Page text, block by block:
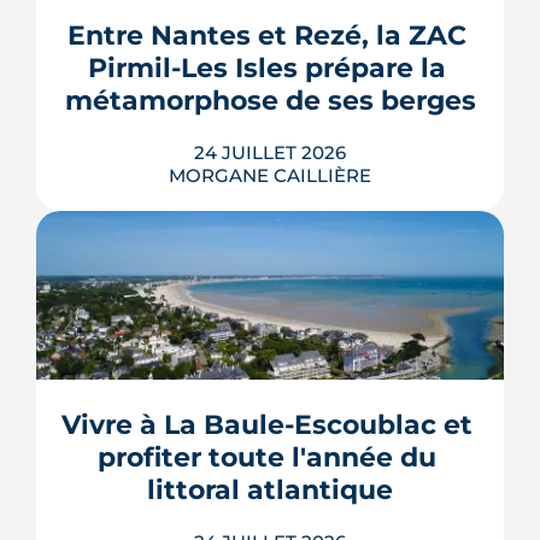
5/5
fenêtres, VMC, chauffe-eau
thermodynamique, chauffage au bois
et solaire thermi...
Entre Nantes et Rezé, la ZAC
Pirmil-Les Isles prépare la
métamorphose de ses berges
24 JUILLET 2026
MORGANE CAILLIÈRE
Le projet de la ZAC Pirmil-Les Isles
déploie 3 300 logements neufs entre
Rezé et Nantes, dont 55 % attribués au
en Bail Réel Solidaire.
LIRE L'ARTICLE
Vivre à La Baule-Escoublac et
profiter toute l'année du
littoral atlantique